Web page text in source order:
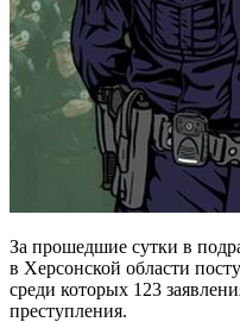
За прошедшие сутки в
в Херсонской области
среди которых 123
преступления.